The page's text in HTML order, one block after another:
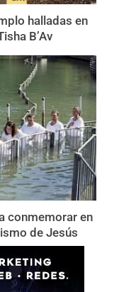
halladas en
B’Av
conmemorar en
de Jesús